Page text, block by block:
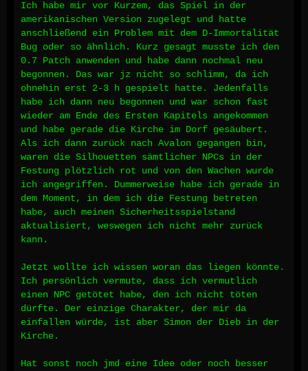
Ich habe mir vor Kurzem, das Spiel in der
amerikanischen Version zugelegt und hatte
anschließend ein Problem mit dem D-Immortalität
Bug oder so ähnlich. Kurz gesagt musste ich den
0.7 Patch anwenden und habe dann nochmal neu
begonnen. Das war jz nicht so schlimm, da ich
ohnehin erst 2-3 h gespielt hatte. Jedenfalls
habe ich dann neu begonnen und war schon fast
wieder am Ende des Ersten Kapitels angekommen
und habe gerade die Kirche im Dorf gesäubert.
Als ich dann zurück nach Avalon gegangen bin,
waren die Silhouetten sämtlicher NPCs in der
Festung plötzlich rot und von den Wachen wurde
ich angegriffen. Dummerweise habe ich gerade in
dem Moment, in dem ich die Festung betreten
habe, auch meinen Sicherheitsspielstand
aktualisiert, weswegen ich nicht mehr zurück
kann.
Jetzt wollte ich wissen woran das liegen könnte.
Ich persönlich vermute, dass ich vermutlich
einen NPC getötet habe, den ich nicht töten
dürfte. Der einzige Charakter, der mir da
einfallen würde, ist aber Simon der Dieb in der
Kirche.
Hat sonst noch jmd eine Idee oder noch besser